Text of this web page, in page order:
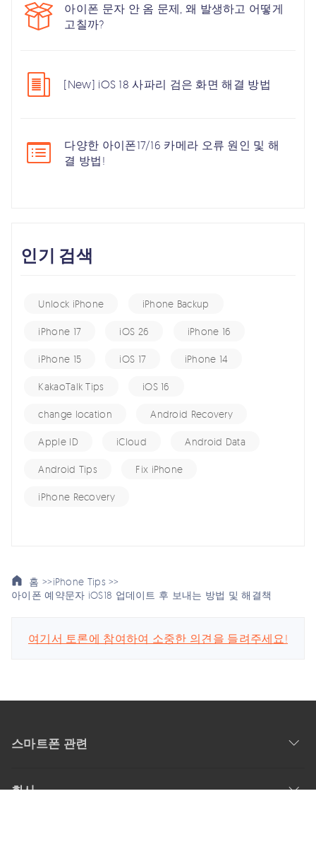
아이폰 문자 안 옴 문제, 왜 발생하고 어떻게
고칠까?
[New] iOS 18 사파리 검은 화면 해결 방법
다양한 아이폰17/16 카메라 오류 원인 및 해
결 방법!
인기 검색
Unlock iPhone iPhone Backup
iPhone 17 iOS 26 iPhone 16
iPhone 15 iOS 17 iPhone 14
KakaoTalk Tips iOS 16
change location Android Recovery
Apple ID iCloud Android Data
Android Tips Fix iPhone
iPhone Recovery
홈 >>iPhone Tips >>
아이폰 예약문자 iOS18 업데이트 후 보내는 방법 및 해결책
여기서 토론에 참여하여 소중한 의견을 들려주세요!
스마트폰 관련
회사